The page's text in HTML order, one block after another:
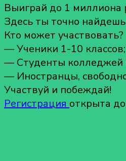
Выиграй до 1 миллиона
Здесь ты точно
Кто может участвовать?
— Ученики 1-10 классов;
— Студенты колледжей
— Иностранцы,
Участвуй и побеждай!
Регистрация открыта